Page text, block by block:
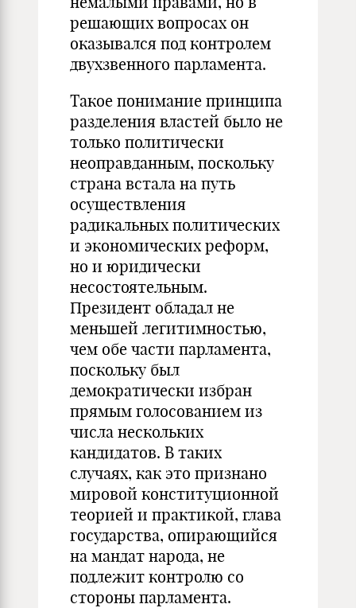
решающих вопросах он
оказывался под контролем
двухзвенного парламента.
Такое понимание принципа
разделения властей было не
только политически
неоправданным, поскольку
страна встала на путь
осуществления
радикальных политических
и экономических реформ,
но и юридически
несостоятельным.
Президент обладал не
меньшей легитимностью,
чем обе части парламента,
поскольку был
демократически избран
прямым голосованием из
числа нескольких
кандидатов. В таких
случаях, как это признано
мировой конституционной
теорией и практикой, глава
государства, опирающийся
на мандат народа, не
подлежит контролю со
стороны парламента.